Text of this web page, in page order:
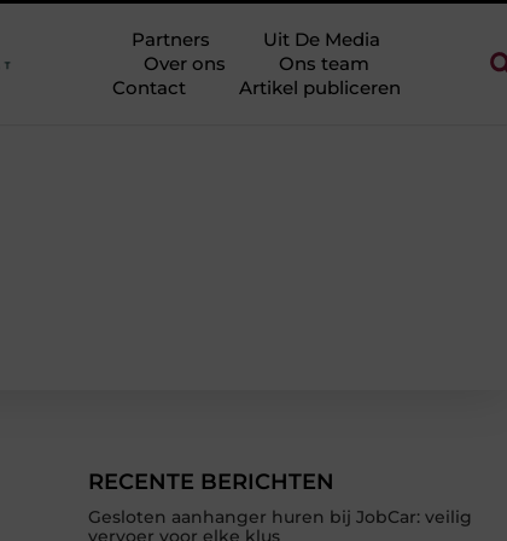
Partners
Uit De Media
Over ons
Ons team
Contact
Artikel publiceren
RECENTE BERICHTEN
Gesloten aanhanger huren bij JobCar: veilig
vervoer voor elke klus